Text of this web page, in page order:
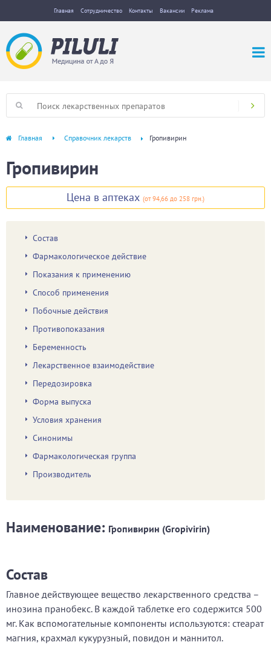
Главная Сотрудничество Контакты Вакансии Реклама
Главная Справочник лекарств Гропивирин
Гропивирин
Цена в аптеках (от 94,66 до 258 грн.)
Состав
Фармакологическое действие
Показания к применению
Способ применения
Побочные действия
Противопоказания
Беременность
Лекарственное взаимодействие
Передозировка
Форма выпуска
Условия хранения
Синонимы
Фармакологическая группа
Производитель
Наименование: Гропивирин (Gropivirin)
Состав
Главное действующее вещество лекарственного средства –
инозина пранобекс. В каждой таблетке его содержится 500
мг. Как вспомогательные компоненты используются: стеарат
магния, крахмал кукурузный, повидон и маннитол.